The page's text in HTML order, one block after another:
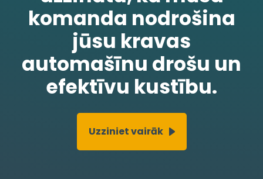
komanda nodrošina
jūsu kravas
automašīnu drošu un
efektīvu kustību.
Uzziniet vairāk